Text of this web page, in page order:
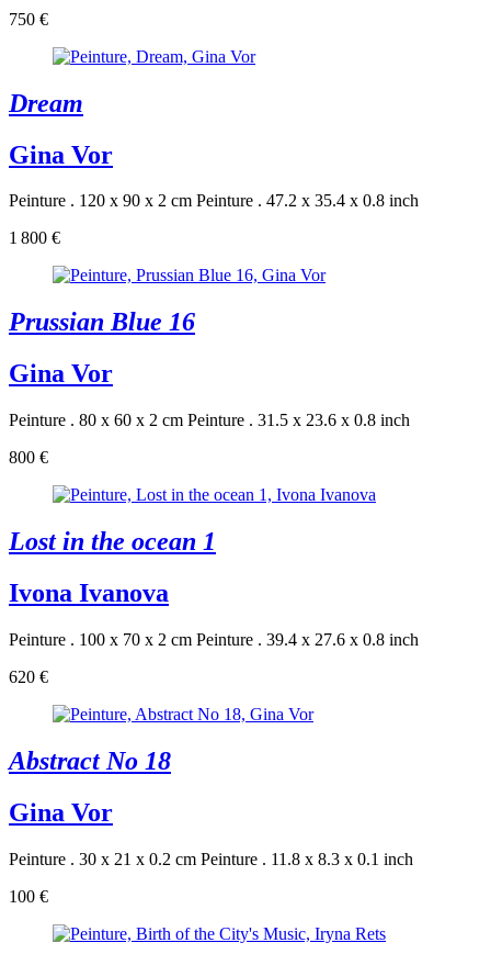
750 €
Dream
Gina Vor
Peinture . 120 x 90 x 2 cm Peinture . 47.2 x 35.4 x 0.8 inch
1 800 €
Prussian Blue 16
Gina Vor
Peinture . 80 x 60 x 2 cm Peinture . 31.5 x 23.6 x 0.8 inch
800 €
Lost in the ocean 1
Ivona Ivanova
Peinture . 100 x 70 x 2 cm Peinture . 39.4 x 27.6 x 0.8 inch
620 €
Abstract No 18
Gina Vor
Peinture . 30 x 21 x 0.2 cm Peinture . 11.8 x 8.3 x 0.1 inch
100 €